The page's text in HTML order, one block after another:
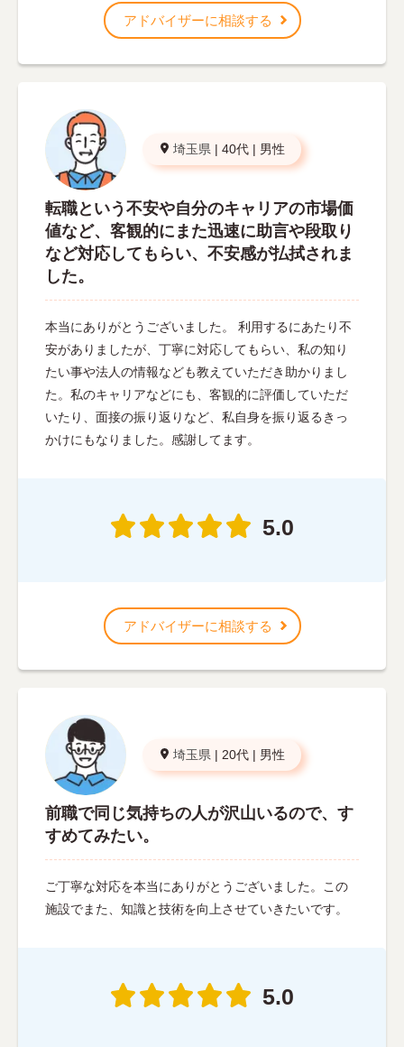
アドバイザーに相談する
埼玉県 | 40代 | 男性
転職という不安や自分のキャリアの市場価
値など、客観的にまた迅速に助言や段取り
など対応してもらい、不安感が払拭されま
した。
本当にありがとうございました。 利用するにあたり不
安がありましたが、丁寧に対応してもらい、私の知り
たい事や法人の情報なども教えていただき助かりまし
た。私のキャリアなどにも、客観的に評価していただ
いたり、面接の振り返りなど、私自身を振り返るきっ
かけにもなりました。感謝してます。
5.0
アドバイザーに相談する
埼玉県 | 20代 | 男性
前職で同じ気持ちの人が沢山いるので、す
すめてみたい。
ご丁寧な対応を本当にありがとうございました。この
施設でまた、知識と技術を向上させていきたいです。
5.0